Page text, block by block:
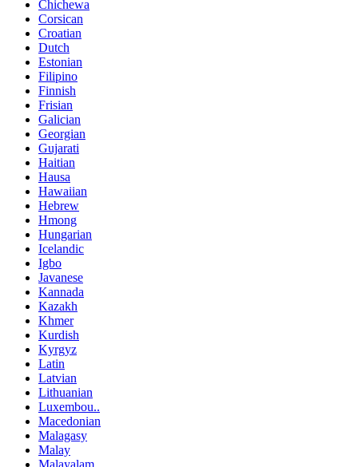
Chichewa
Corsican
Croatian
Dutch
Estonian
Filipino
Finnish
Frisian
Galician
Georgian
Gujarati
Haitian
Hausa
Hawaiian
Hebrew
Hmong
Hungarian
Icelandic
Igbo
Javanese
Kannada
Kazakh
Khmer
Kurdish
Kyrgyz
Latin
Latvian
Lithuanian
Luxembou..
Macedonian
Malagasy
Malay
Malayalam